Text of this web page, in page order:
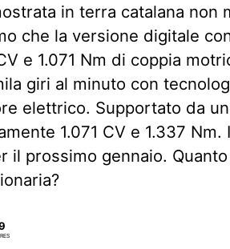
in terra catalana non
che la versione digitale
e 1.071 Nm di coppia
giri al minuto con
elettrico. Supportato da
1.071 CV e 1.337 Nm.
il prossimo gennaio.